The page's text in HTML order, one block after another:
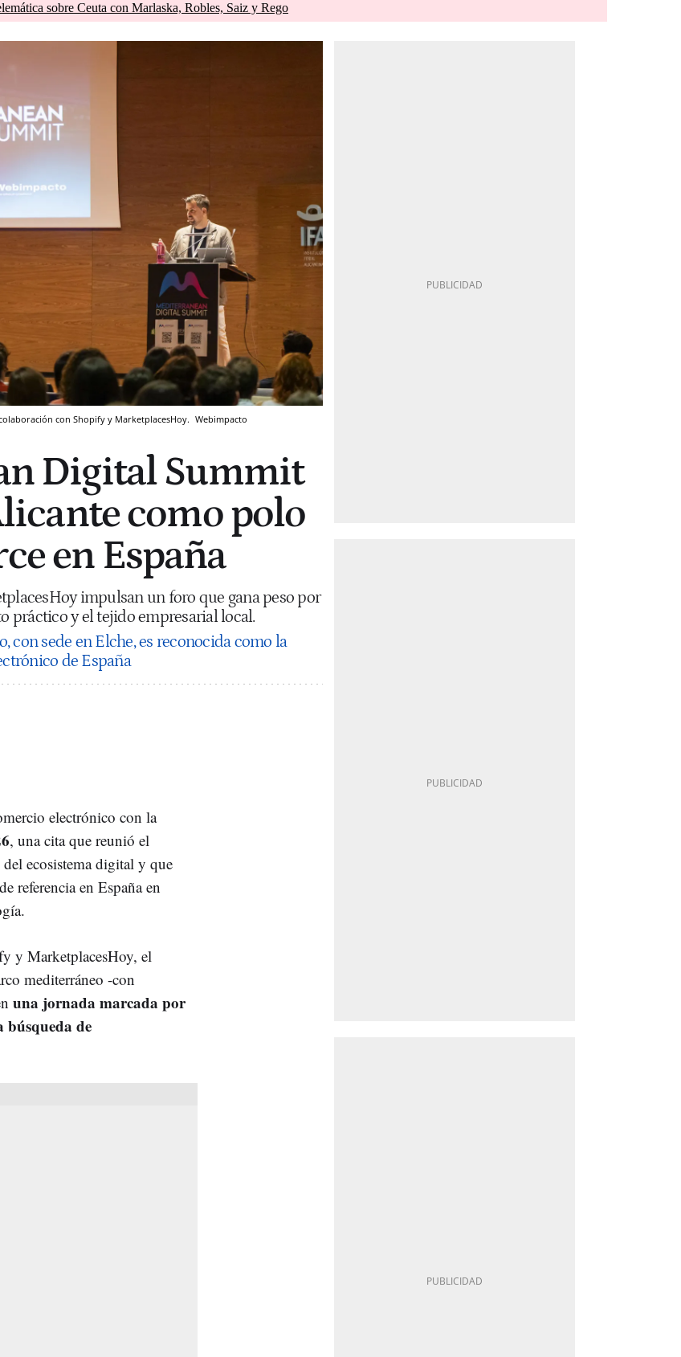
sobre Ceuta con Marlaska, Robles, Saiz y Rego
con Shopify y MarketplacesHoy. Webimpacto
Digital Summit
como polo
en España
impulsan un foro que gana peso por
práctico y el tejido empresarial local.
con sede en Elche, es reconocida como la
de España
electrónico con la
, una cita que reunió el
ecosistema digital y que
referencia en España en
y MarketplacesHoy, el
mediterráneo -con
una jornada marcada por
búsqueda de